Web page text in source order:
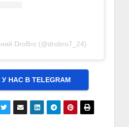
DroBro (@drobro7_24)
НАС В ТELEGRAM